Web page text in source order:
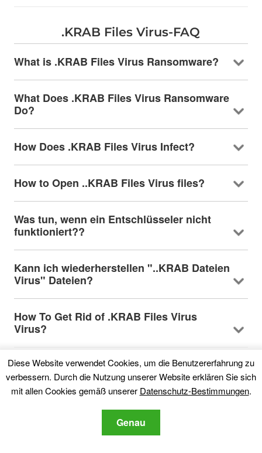
.KRAB Files Virus-FAQ
What is .KRAB Files Virus Ransomware?
What Does .KRAB Files Virus Ransomware
Do?
How Does .KRAB Files Virus Infect?
How to Open ..KRAB Files Virus files?
Was tun, wenn ein Entschlüsseler nicht
funktioniert??
Kann ich wiederherstellen "..KRAB Dateien
Virus" Dateien?
How To Get Rid of .KRAB Files Virus
Virus?
Kann ich Ransomware den Behörden
melden??
Können Sie verhindern, dass Ransomware
Ihre Dateien verschlüsselt??
Diese Website verwendet Cookies, um die Benutzererfahrung zu
verbessern. Durch die Nutzung unserer Website erklären Sie sich
mit allen Cookies gemäß unserer Datenschutz-Bestimmungen.
Genau